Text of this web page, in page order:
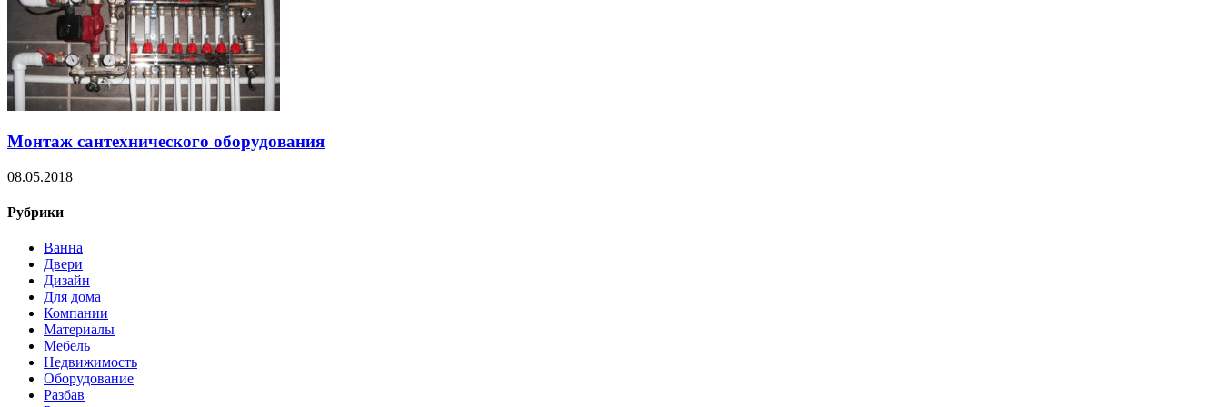
Монтаж сантехнического оборудования
08.05.2018
Рубрики
Ванна
Двери
Дизайн
Для дома
Компании
Материалы
Мебель
Недвижимость
Оборудование
Разбав